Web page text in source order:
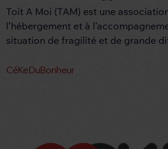
Toit A Moi (TAM) est une
l’hébergement et à
situation de fragilité et de grande
CéKeDuBonheur